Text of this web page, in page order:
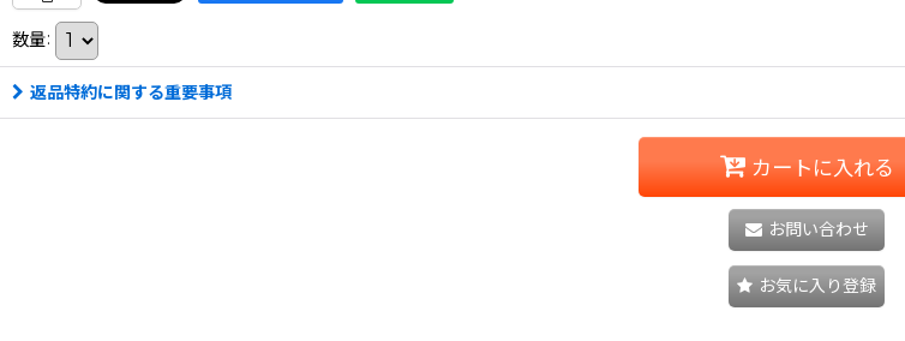
数量:
返品特約に関する重要事項
カートに入れる
お問い合わせ
お気に入り登録